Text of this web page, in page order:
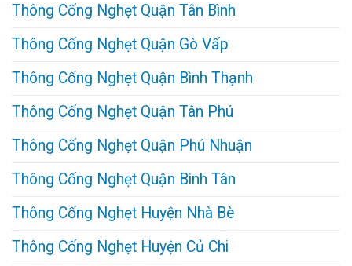
Thông Cống Nghẹt Quận Tân Bình
Thông Cống Nghẹt Quận Gò Vấp
Thông Cống Nghẹt Quận Bình Thạnh
Thông Cống Nghẹt Quận Tân Phú
Thông Cống Nghẹt Quận Phú Nhuận
Thông Cống Nghẹt Quận Bình Tân
Thông Cống Nghẹt Huyện Nhà Bè
Thông Cống Nghẹt Huyện Củ Chi